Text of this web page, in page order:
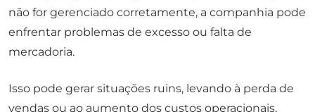
não for gerenciado corretamente, a companhia pode
enfrentar problemas de excesso ou falta de
mercadoria.
Isso pode gerar situações ruins, levando à perda de
vendas ou ao aumento dos custos operacionais.